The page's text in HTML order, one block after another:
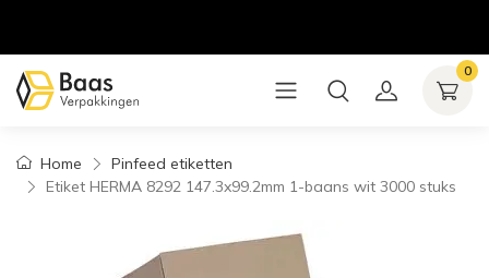
0
Home
Pinfeed etiketten
Etiket HERMA 8292 147.3x99.2mm 1-baans wit 3000 stuks